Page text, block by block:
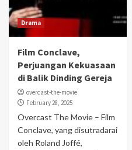
Drama
Film Conclave,
Perjuangan Kekuasaan
di Balik Dinding Gereja
overcast-the-movie
February 28, 2025
Overcast The Movie – Film
Conclave, yang disutradarai
oleh Roland Joffé,